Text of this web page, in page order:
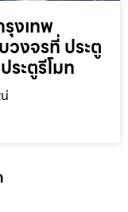
งเทพ
วงจรที่ ประตู
ระตูรีโมท